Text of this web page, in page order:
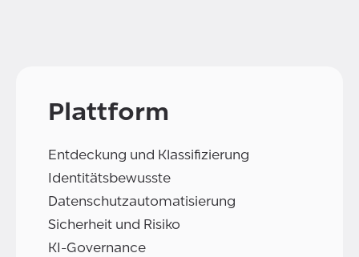
Plattform
Entdeckung und Klassifizierung
Identitätsbewusste
Datenschutzautomatisierung
Sicherheit und Risiko
KI-Governance